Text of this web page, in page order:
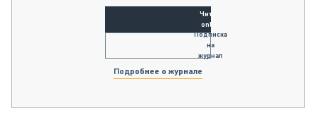
Читать
online
Подписка
на
журнал
Подробнее о журнале